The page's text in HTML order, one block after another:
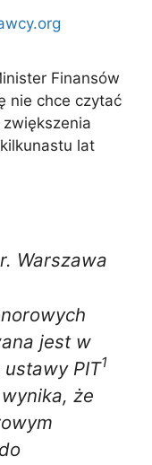
Finansów
nie chce czytać
lat
Warszawa
jest w
PIT1
że